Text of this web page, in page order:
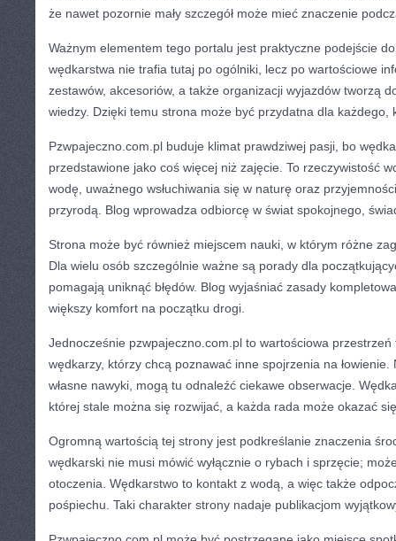
że nawet pozornie mały szczegół może mieć znaczenie
Ważnym elementem tego portalu jest praktyczne podejście
wędkarstwa nie trafia tutaj po ogólniki, lecz po wartościowe
zestawów, akcesoriów, a także organizacji wyjazdów tworzą
wiedzy. Dzięki temu strona może być przydatna dla każdego,
Pzwpajeczno.com.pl buduje klimat prawdziwej pasji, bo
przedstawione jako coś więcej niż zajęcie. To rzeczywistość
wodę, uważnego wsłuchiwania się w naturę oraz
przyrodą. Blog wprowadza odbiorcę w świat spokojnego,
Strona może być również miejscem nauki, w którym różne
Dla wielu osób szczególnie ważne są porady dla
pomagają uniknąć błędów. Blog wyjaśniać zasady
większy komfort na początku drogi.
Jednocześnie pzwpajeczno.com.pl to wartościowa
wędkarzy, którzy chcą poznawać inne spojrzenia na
własne nawyki, mogą tu odnaleźć ciekawe obserwacje.
której stale można się rozwijać, a każda rada może okazać
Ogromną wartością tej strony jest podkreślanie znaczenia
wędkarski nie musi mówić wyłącznie o rybach i sprzęcie;
otoczenia. Wędkarstwo to kontakt z wodą, a więc także
pośpiechu. Taki charakter strony nadaje publikacjom